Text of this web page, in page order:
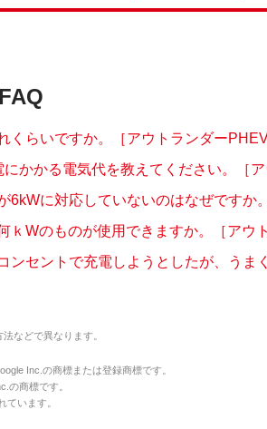
くらいですか。［アウトランダー
にかかる電気代を教えてください。［
6kWに対応していないのはなぜですか
ｋWのものが使用できますか。［アウ
ンセントで充電しようとしたが、うま
などで異なります。
Inc.の商標または登録商標です。
の商標です。
ています。